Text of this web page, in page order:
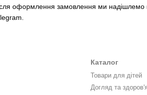
оформлення замовлення ми надішлемо
Каталог
Товари для дітей
Догляд та здоров'я